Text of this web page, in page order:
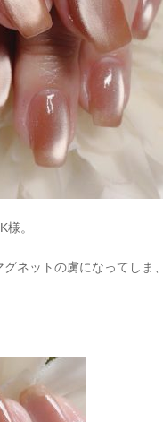
。
ネットの虜になってしま